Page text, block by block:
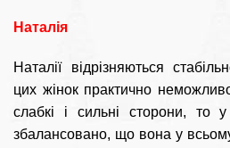
Наталія
Наталії відрізняються
цих жінок практично
слабкі і сильні сторони, то
збалансовано, що вона у